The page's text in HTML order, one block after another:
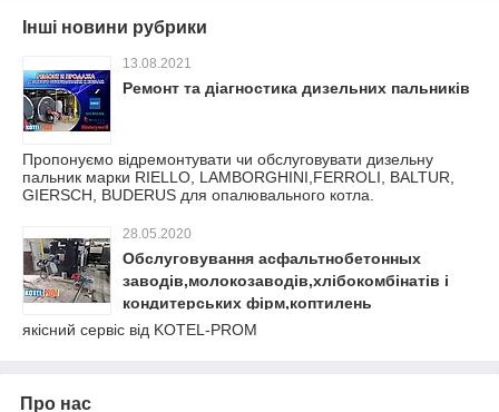
Інші новини рубрики
13.08.2021
Ремонт та діагностика дизельних пальників
Пропонуємо відремонтувати чи обслуговувати дизельну
пальник марки RIELLO, LAMBORGHINI,FERROLI, BALTUR,
GIERSCH, BUDERUS для опалювального котла.
28.05.2020
Обслуговування асфальтнобетонных
заводів,молокозаводів,хлібокомбінатів і
кондитерських фірм,коптилень
промислових.
якісний сервіс від KOTEL-PROM
Про нас